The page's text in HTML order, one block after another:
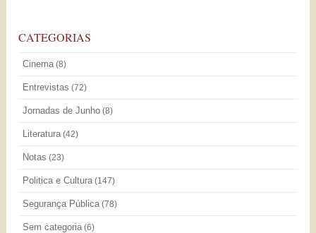
CATEGORIAS
Cinema (8)
Entrevistas (72)
Jornadas de Junho (8)
Literatura (42)
Notas (23)
Politica e Cultura (147)
Segurança Pública (78)
Sem categoria (6)